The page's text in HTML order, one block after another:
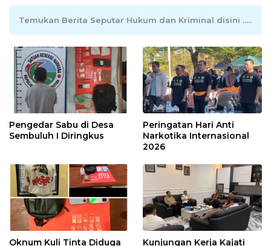
Temukan Berita Seputar Hukum dan Kriminal disini .....
Pengedar Sabu di Desa
Sembuluh I Diringkus
Peringatan Hari Anti
Narkotika Internasional
2026
Oknum Kuli Tinta Diduga
Kunjungan Kerja Kajati